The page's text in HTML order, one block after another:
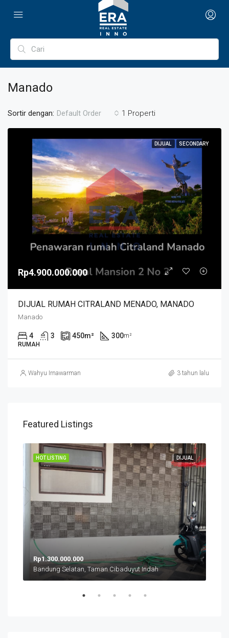
Manado
1 Properti
Sortir dengan: Default Order
DIJUAL SECONDARY
Rp4.900.000.000
DIJUAL RUMAH CITRALAND MENADO, MANADO
Manado
4 3 450m² 300m²
RUMAH
Wahyu Irnawarman 3 tahun lalu
Featured Listings
DIJUAL
HOT LISTING
Rp1.300.000.000
Bandung Selatan, Taman Cibaduyut Indah